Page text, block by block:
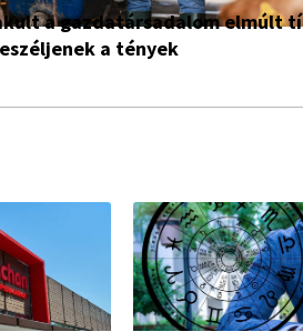
a gazdatársadalom elmúlt
a tények